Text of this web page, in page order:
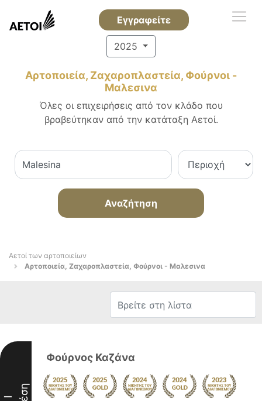
Εγγραφείτε
2025
Αρτοποιεία, Ζαχαροπλαστεία, Φούρνοι -
Μαλεσινα
Όλες οι επιχειρήσεις από τον κλάδο που
βραβεύτηκαν από την κατάταξη Αετοί.
Αναζήτηση
Αετοί των αρτοποιείων
Αρτοποιεία, Ζαχαροπλαστεία, Φούρνοι - Μαλεσινα
I
Φούρνος Καζάνα